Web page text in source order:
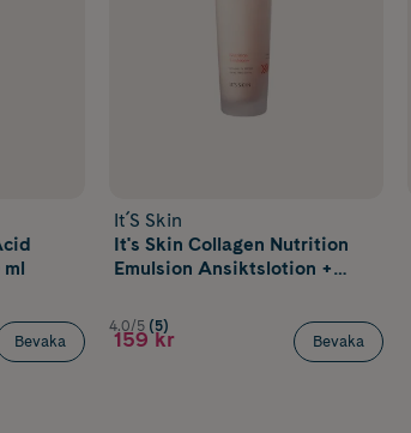
Bevaka
It´S Skin
It's Skin Collagen Nutrition
Emulsion Ansiktslotion +
4.0/5 (5)
159 kr Bevaka